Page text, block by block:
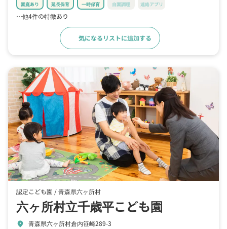
園庭あり 延長保育 一時保育 自園調理 連絡アプリ
…他4件の特徴あり
気になるリストに追加する
認定こども園 /青森県六ヶ所村
六ヶ所村立千歳平こども園
location_on 青森県六ヶ所村倉内笹崎289-3